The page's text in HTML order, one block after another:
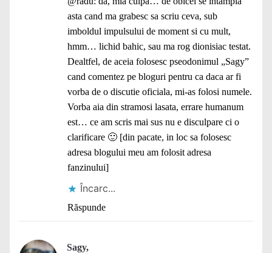
asta cand ma grabesc sa scriu ceva, sub
imboldul impulsului de moment si cu mult,
hmm… lichid bahic, sau ma rog dionisiac testat.
Dealtfel, de aceia folosesc pseodonimul „Sagy”
cand comentez pe bloguri pentru ca daca ar fi
vorba de o discutie oficiala, mi-as folosi numele.
Vorba aia din stramosi lasata, errare humanum
est… ce am scris mai sus nu e disculpare ci o
clarificare 🙂 [din pacate, in loc sa folosesc
adresa blogului meu am folosit adresa
fanzinului]
Încarc...
Răspunde
Sagy,